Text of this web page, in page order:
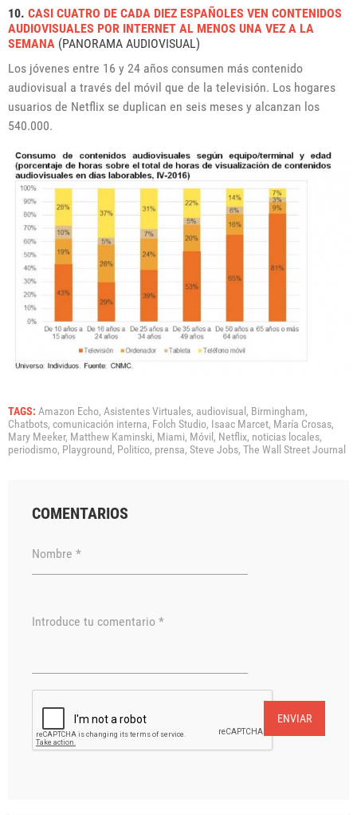
10. CASI CUATRO DE CADA DIEZ ESPAÑOLES VEN CONTENIDOS
AUDIOVISUALES POR INTERNET AL MENOS UNA VEZ A LA
SEMANA (PANORAMA AUDIOVISUAL)
Los jóvenes entre 16 y 24 años consumen más contenido
audiovisual a través del móvil que de la televisión. Los hogares
usuarios de Netflix se duplican en seis meses y alcanzan los
540.000.
TAGS: Amazon Echo, Asistentes Virtuales, audiovisual, Birmingham,
Chatbots, comunicación interna, Folch Studio, Isaac Marcet, María Crosas,
Mary Meeker, Matthew Kaminski, Miami, Móvil, Netflix, noticias locales,
periodismo, Playground, Politico, prensa, Steve Jobs, The Wall Street Journal
COMENTARIOS
Nombre *
Introduce tu comentario *
ENVIAR